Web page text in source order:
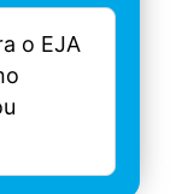
o EJA